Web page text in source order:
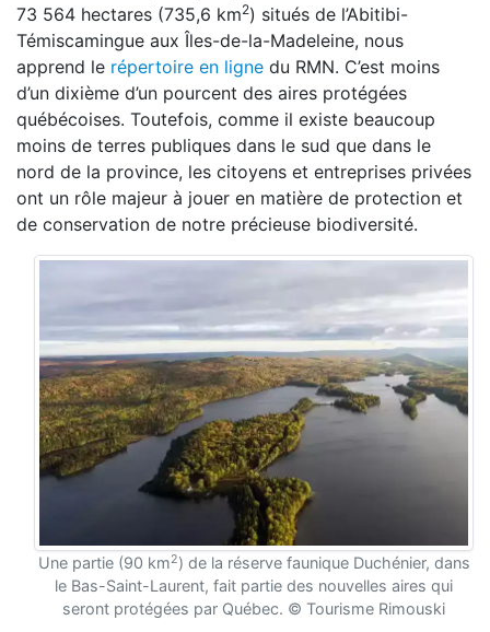
73 564 hectares (735,6 km2) situés de l’Abitibi-
Témiscamingue aux Îles-de-la-Madeleine, nous
apprend le répertoire en ligne du RMN. C’est moins
d’un dixième d’un pourcent des aires protégées
québécoises. Toutefois, comme il existe beaucoup
moins de terres publiques dans le sud que dans le
nord de la province, les citoyens et entreprises privées
ont un rôle majeur à jouer en matière de protection et
de conservation de notre précieuse biodiversité.
Une partie (90 km2) de la réserve faunique Duchénier, dans
le Bas-Saint-Laurent, fait partie des nouvelles aires qui
seront protégées par Québec. © Tourisme Rimouski